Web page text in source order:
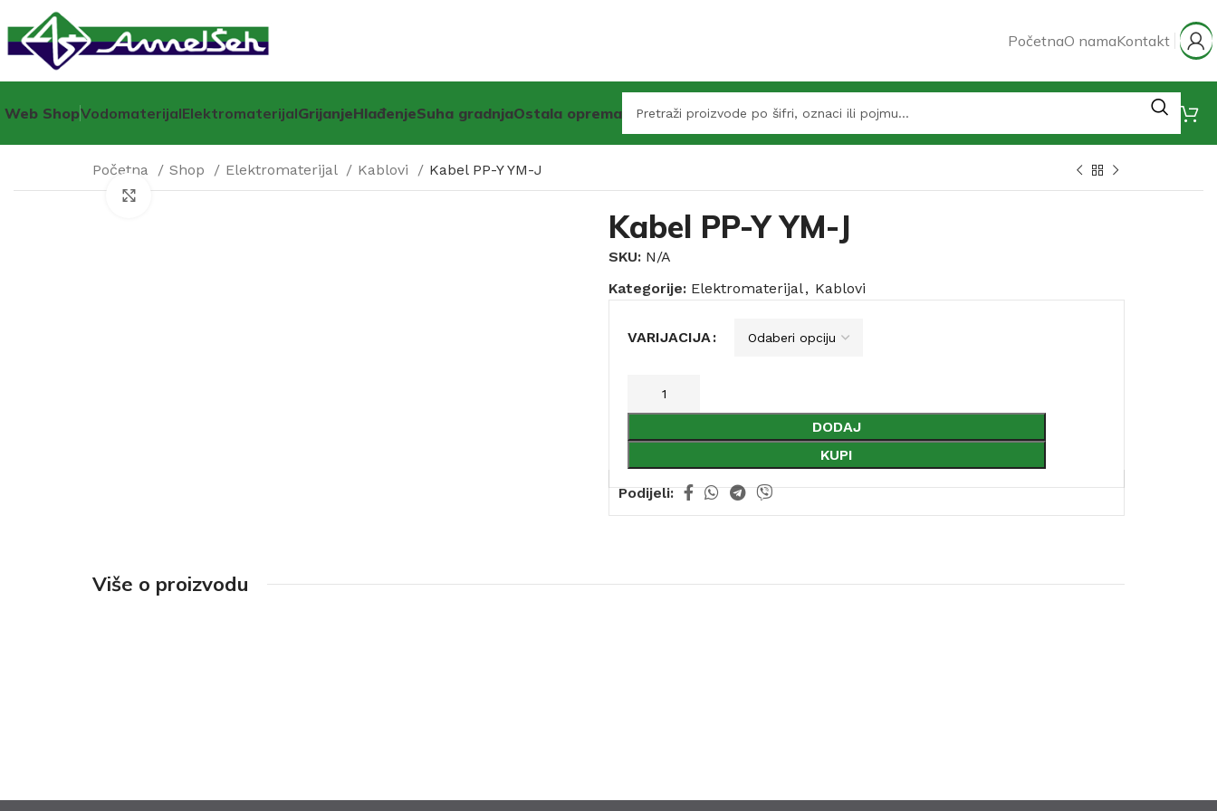
PočetnaO namaKontakt
Web ShopVodomaterijalElektromaterijalGrijanjeHlađenjeSuha gradnjaOstala oprema
Početna Shop Elektromaterijal Kablovi Kabel PP-Y YM-J
Click to enlarge
Kabel PP-Y YM-J
SKU: N/A
Kategorije: Elektromaterijal, Kablovi
VARIJACIJA
DODAJ
KUPI
Podijeli:
Više o proizvodu